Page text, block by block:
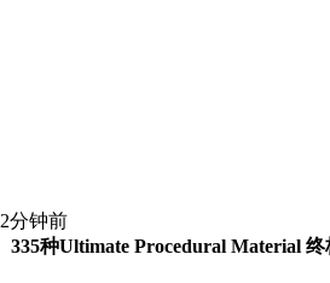
分钟前
335种Ultimate Procedural Material